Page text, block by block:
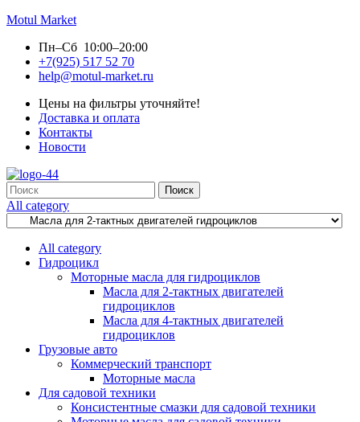
Motul Market
Пн–Сб 10:00–20:00
+7(925) 517 52 70
help@motul-market.ru
Цены на фильтры уточняйте!
Доставка и оплата
Контакты
Новости
Search
for:
Поиск
All category
All category
Гидроцикл
Моторные масла для гидроциклов
Масла для 2-тактных двигателей
гидроциклов
Масла для 4-тактных двигателей
гидроциклов
Грузовые авто
Коммерческий транспорт
Моторные масла
Для садовой техники
Консистентные смазки для садовой техники